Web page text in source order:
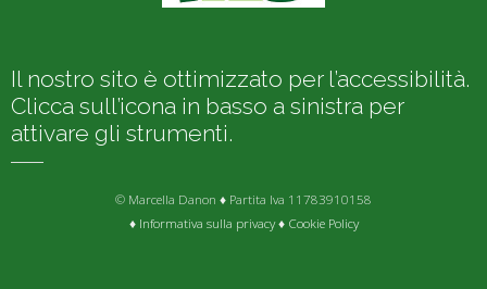
Il nostro sito è ottimizzato per l’accessibilità.
Clicca sull’icona in basso a sinistra per
attivare gli strumenti.
© Marcella Danon ♦ Partita Iva 11783910158
♦ Informativa sulla privacy♦ Cookie Policy